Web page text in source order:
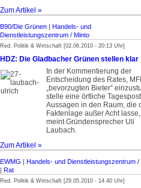
Zum Artikel »
B90/Die Grünen | Handels- und
Dienstleistungszentrum / Minto
Red. Politik & Wirtschaft [02.06.2010 - 20:13 Uhr]
HDZ: Die Gladbacher Grünen stellen klar
In der Kommentierung der
Entscheidung des Rates,
„bevorzugten Bieter“
stelle eine örtliche
Aussagen in den Raum, die
Faktenlage außer Acht lasse,
meint Gründensprecher Uli
Laubach.
Zum Artikel »
EWMG | Handels- und Dienstleistungszentrum /
| Rat
Red. Politik & Wirtschaft [29.05.2010 - 14:40 Uhr]